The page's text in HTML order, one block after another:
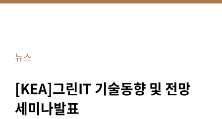
뉴스
[KEA]그린IT 기술동향 및 전망
세미나발표